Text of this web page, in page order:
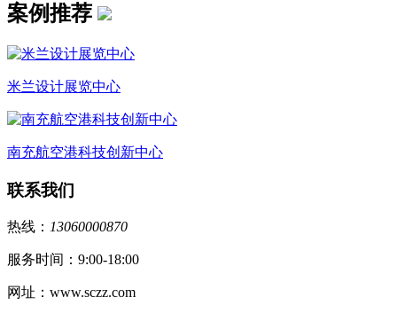
案例推荐
米兰设计展览中心
南充航空港科技创新中心
联系我们
热线： 13060000870
服务时间：9:00-18:00
网址：www.sczz.com